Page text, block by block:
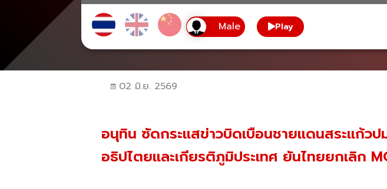
Play
02 มิ.ย. 2569
อนุทิน ซัดกระแสข่าวบิดเบือนชายแดนสระแก้ว
อธิปไตยและเกียรติภูมิประเทศ ยันไทยยกเลิก